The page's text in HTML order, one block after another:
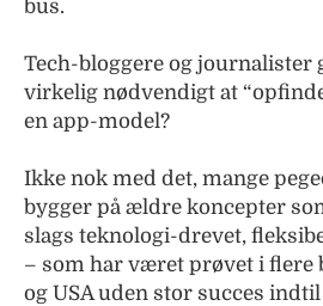
bus.
Tech-bloggere og journalister
virkelig nødvendigt at
en app-model?
Ikke nok med det, mange
bygger på ældre koncepter
slags teknologi-drevet,
– som har været prøvet i flere
og USA uden stor succes